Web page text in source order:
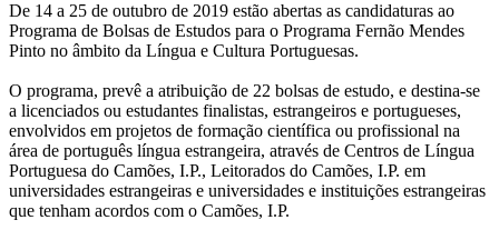
De 14 a 25 de outubro de 2019 estão abertas as candidaturas ao
Programa de Bolsas de Estudos para o Programa Fernão Mendes
Pinto no âmbito da Língua e Cultura Portuguesas.
O programa, prevê a atribuição de 22 bolsas de estudo, e destina-se
a licenciados ou estudantes finalistas, estrangeiros e portugueses,
envolvidos em projetos de formação científica ou profissional na
área de português língua estrangeira, através de Centros de Língua
Portuguesa do Camões, I.P., Leitorados do Camões, I.P. em
universidades estrangeiras e universidades e instituições estrangeiras
que tenham acordos com o Camões, I.P.